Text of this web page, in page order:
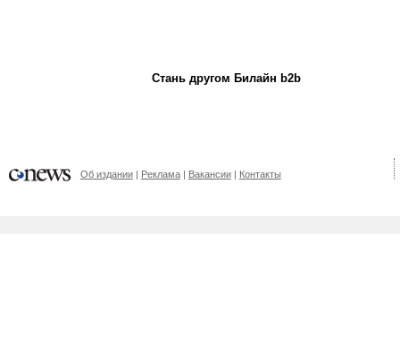
Стань другом Билайн b2b
Об издании Реклама Вакансии Контакты